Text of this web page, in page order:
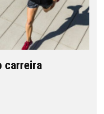
carreira